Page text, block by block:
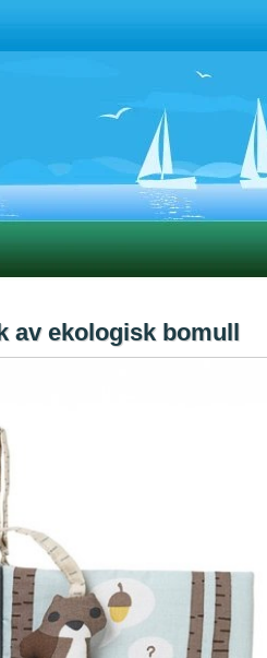
av ekologisk bomull